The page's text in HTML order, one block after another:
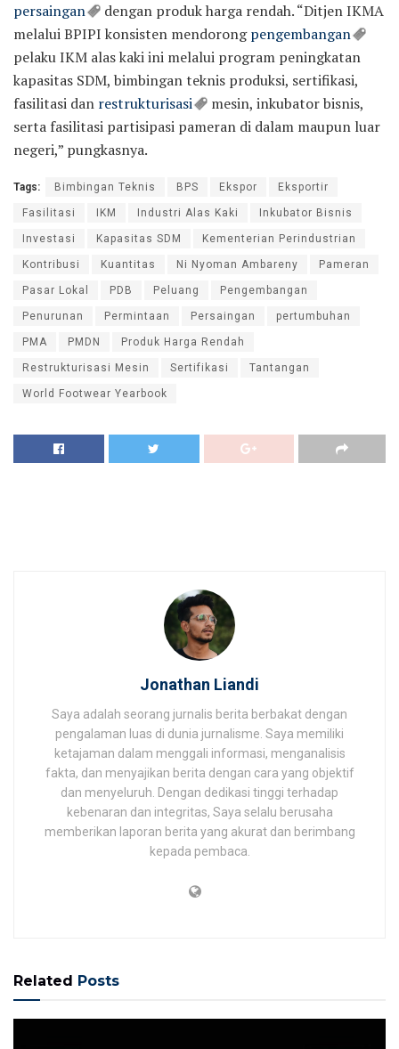
persaingan
dengan produk harga rendah. “Ditjen IKMA
melalui BPIPI konsisten mendorongpengembangan
pelaku IKM alas kaki ini melalui program peningkatan
kapasitas SDM, bimbingan teknis produksi, sertifikasi,
fasilitasi dan restrukturisasi
mesin, inkubator bisnis,
serta fasilitasi partisipasi pameran di dalam maupun luar
negeri,” pungkasnya.
Tags: Bimbingan Teknis BPS Ekspor Eksportir
Fasilitasi IKM Industri Alas Kaki Inkubator Bisnis
Investasi Kapasitas SDM Kementerian Perindustrian
Kontribusi Kuantitas Ni Nyoman Ambareny Pameran
Pasar Lokal PDB Peluang Pengembangan
Penurunan Permintaan Persaingan pertumbuhan
PMA PMDN Produk Harga Rendah
Restrukturisasi Mesin Sertifikasi Tantangan
World Footwear Yearbook
Jonathan Liandi
Saya adalah seorang jurnalis berita berbakat dengan
pengalaman luas di dunia jurnalisme. Saya memiliki
ketajaman dalam menggali informasi, menganalisis
fakta, dan menyajikan berita dengan cara yang objektif
dan menyeluruh. Dengan dedikasi tinggi terhadap
kebenaran dan integritas, Saya selalu berusaha
memberikan laporan berita yang akurat dan berimbang
kepada pembaca.
Related Posts